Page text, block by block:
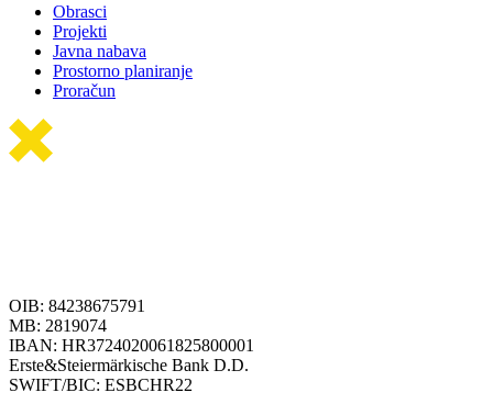
Obrasci
Projekti
Javna nabava
Prostorno planiranje
Proračun
OIB: 84238675791
MB: 2819074
IBAN: HR3724020061825800001
Erste&Steiermärkische Bank D.D.
SWIFT/BIC: ESBCHR22